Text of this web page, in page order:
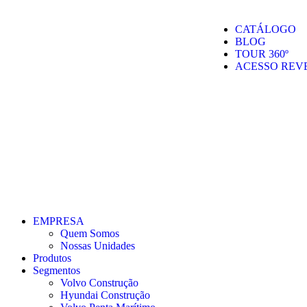
CATÁLOGO
BLOG
TOUR 360º
ACESSO
EMPRESA
Quem Somos
Nossas Unidades
Produtos
Segmentos
Volvo Construção
Hyundai Construção